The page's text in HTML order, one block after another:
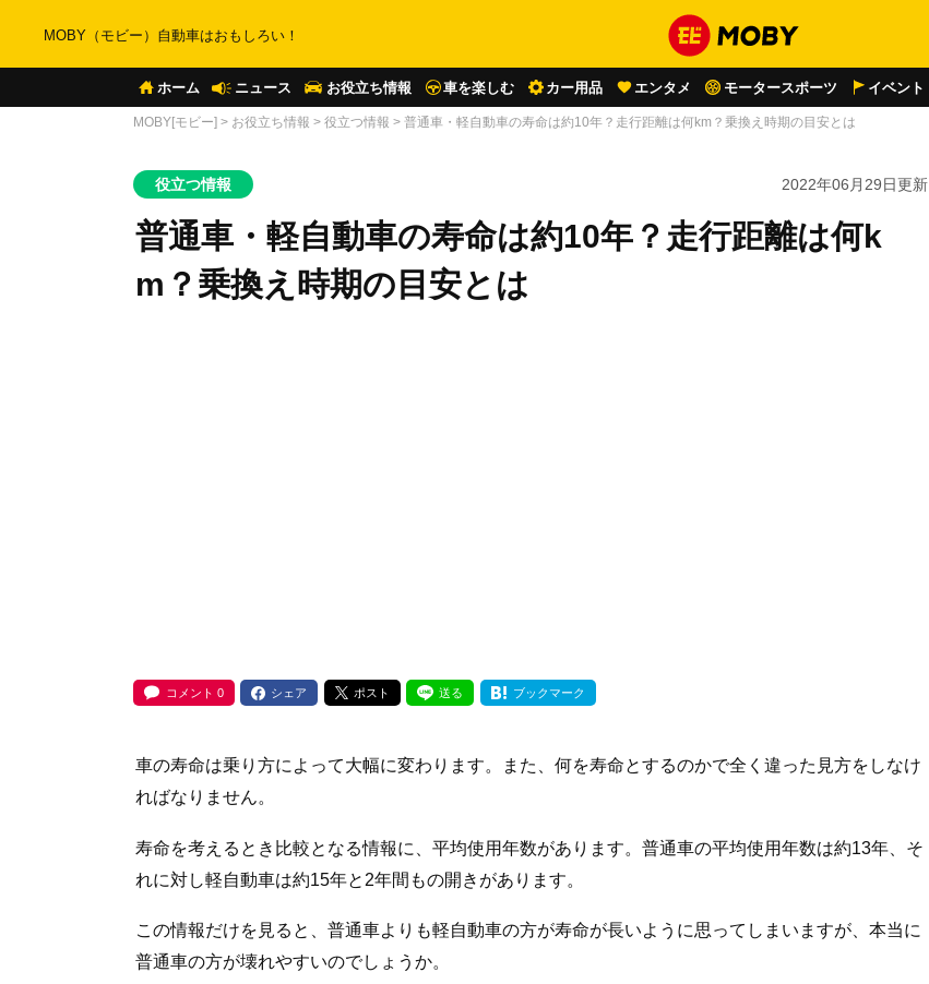
MOBY（モビー）自動車はおもしろい！
ホーム ニュース お役立ち情報 車を楽しむ カー用品 エンタメ モータースポーツ イベント
MOBY[モビー] > お役立ち情報 > 役立つ情報 > 普通車・軽自動車の寿命は約10年？走行距離は何km？乗換え時期の目安とは
役立つ情報 2022年06月29日更新
普通車・軽自動車の寿命は約10年？走行距離は何k
m？乗換え時期の目安とは
コメント 0 シェア ポスト 送る ブックマーク
車の寿命は乗り方によって大幅に変わります。また、何を寿命とするのかで全く違った見方をしなけ
ればなりません。
寿命を考えるとき比較となる情報に、平均使用年数があります。普通車の平均使用年数は約13年、そ
れに対し軽自動車は約15年と2年間もの開きがあります。
この情報だけを見ると、普通車よりも軽自動車の方が寿命が長いように思ってしまいますが、本当に
普通車の方が壊れやすいのでしょうか。